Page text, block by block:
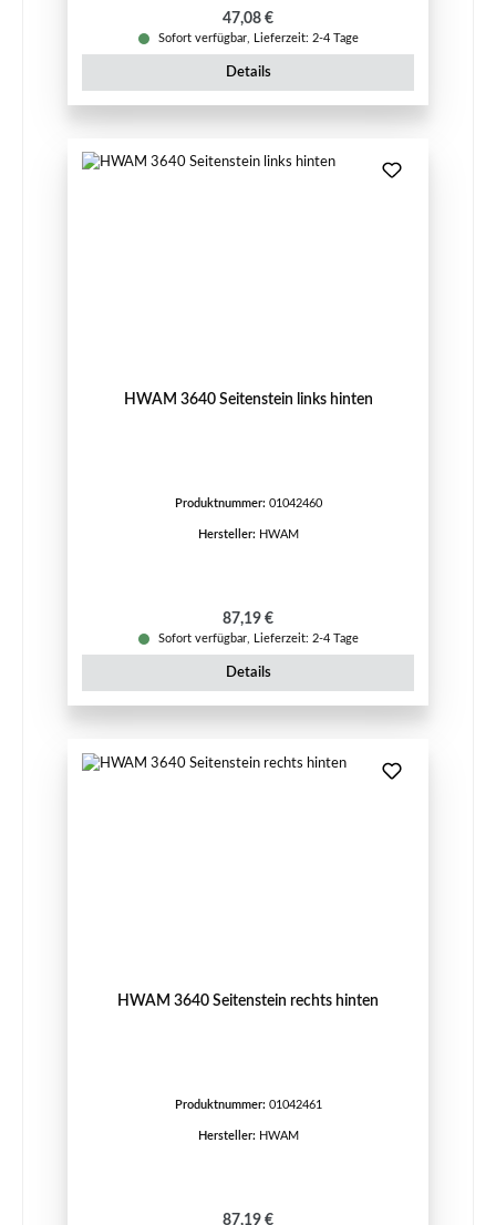
Regulärer Preis:
47,08 €
Sofort verfügbar, Lieferzeit: 2-4 Tage
Details
HWAM 3640 Seitenstein links hinten
Produktnummer: 01042460
Hersteller: HWAM
Regulärer Preis:
87,19 €
Sofort verfügbar, Lieferzeit: 2-4 Tage
Details
HWAM 3640 Seitenstein rechts hinten
Produktnummer: 01042461
Hersteller: HWAM
Regulärer Preis:
87,19 €